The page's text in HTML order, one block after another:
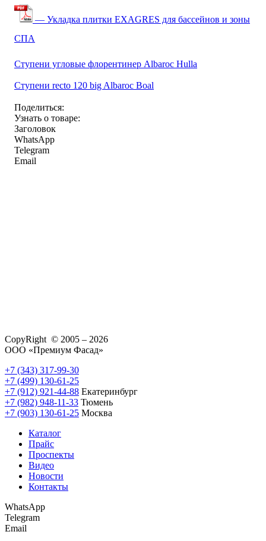
— Укладка плитки EXAGRES для бассейнов и зоны
СПА
Ступени угловые флорентинер Albaroc Hulla
Ступени recto 120 big Albaroc Boal
Поделиться:
Узнать о товаре:
Заголовок
WhatsApp
Telegram
Email
CopyRight © 2005 – 2026
ООО «Премиум Фасад»
+7 (343) 317-99-30
+7 (499) 130-61-25
+7 (912) 921-44-88 Екатеринбург
+7 (982) 948-11-33 Тюмень
+7 (903) 130-61-25 Москва
Каталог
Прайс
Проспекты
Видео
Новости
Контакты
WhatsApp
Telegram
Email